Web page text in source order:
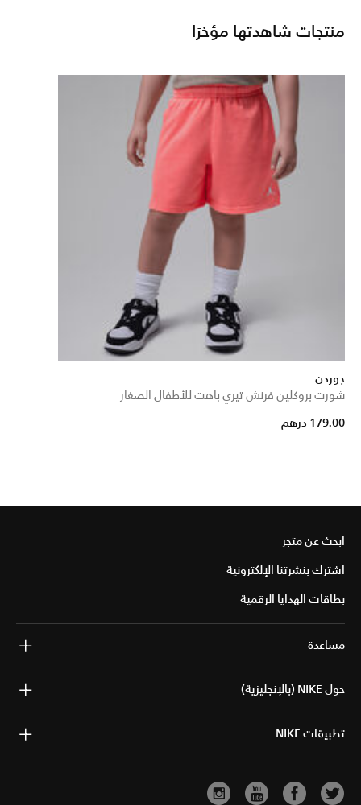
منتجات شاهدتها مؤخرًا
جوردن
شورت بروكلين فرنش تيري باهت للأطفال الصغار
179.00 درهم
ابحث عن متجر
اشترك بنشرتنا الإلكترونية
بطاقات الهدايا الرقمية
مساعدة
حول NIKE (بالإنجليزية)
تطبيقات NIKE